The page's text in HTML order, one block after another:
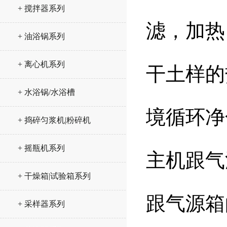
+ 搅拌器系列
+ 油浴锅系列
+ 离心机系列
+ 水浴锅/水浴槽
+ 捣碎匀浆机|粉碎机
+ 摇瓶机系列
+ 干燥箱|试验箱系列
+ 采样器系列
滤，加
干土样
境循环
主机跟
跟气源